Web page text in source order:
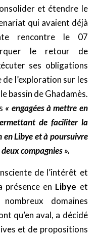
et étendre le
qui avaient déjà
rencontre le 07
le retour de
ses obligations
l’exploration sur les
bassin de Ghadamès.
« engagées à mettre en
de faciliter la
en Libye et à poursuivre
compagnies ».
de l’intérêt et
présence en Libye et
domaines
qu’en aval, a décidé
et de propositions